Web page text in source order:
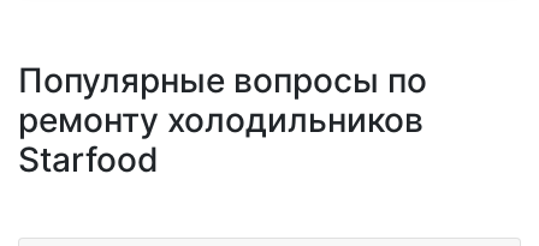
Популярные вопросы по
ремонту холодильников
Starfood